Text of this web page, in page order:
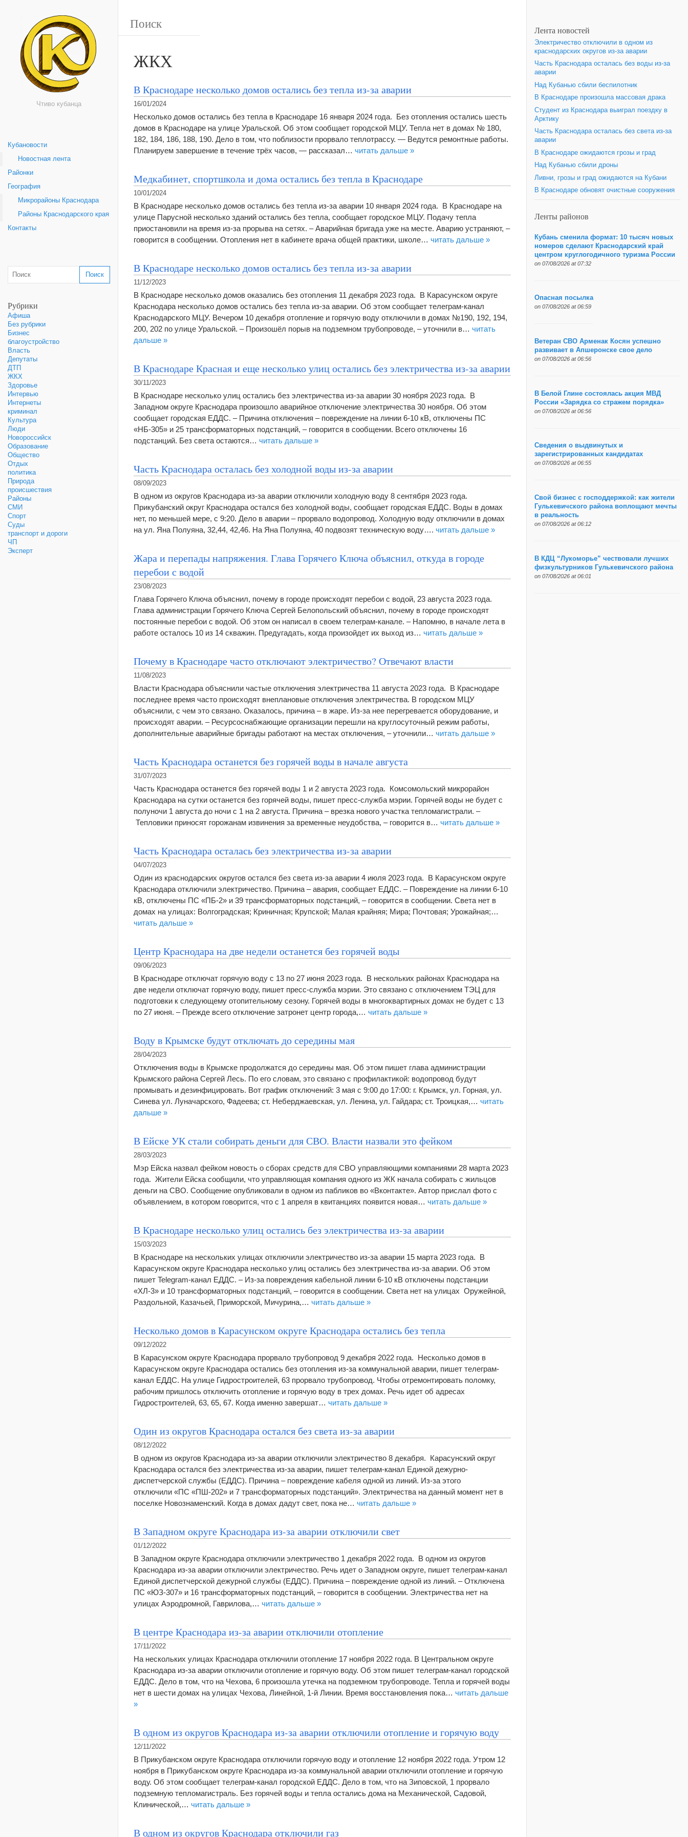
Чтиво кубанца
Кубановости
Новостная лента
Районки
География
Микрорайоны Краснодара
Районы Краснодарского края
Контакты
Рубрики
Афиша
Без рубрики
Бизнес
благоустройство
Власть
Депутаты
ДТП
ЖКХ
Здоровье
Интервью
Интернеты
криминал
Культура
Люди
Новороссийск
Образование
Общество
Отдых
политика
Природа
происшествия
Районы
СМИ
Спорт
Суды
транспорт и дороги
ЧП
Эксперт
ЖКХ
В Краснодаре несколько домов остались без тепла из-за аварии
16/01/2024
Несколько домов остались без тепла в Краснодаре 16 января 2024 года. Без отопления остались шесть
домов в Краснодаре на улице Уральской. Об этом сообщает городской МЦУ. Тепла нет в домах № 180,
182, 184, 186, 188, 190. Дело в том, что поблизости прорвало теплотрассу. — Ведутся ремонтные работы.
Планируем завершение в течение трёх часов, — рассказал… читать дальше »
Медкабинет, спортшкола и дома остались без тепла в Краснодаре
10/01/2024
В Краснодаре несколько домов остались без тепла из-за аварии 10 января 2024 года. В Краснодаре на
улице Парусной несколько зданий остались без тепла, сообщает городское МЦУ. Подачу тепла
приостановили на время из-за прорыва на сетях. – Аварийная бригада уже на месте. Аварию устраняют, –
говорится в сообщении. Отопления нет в кабинете врача общей практики, школе… читать дальше »
В Краснодаре несколько домов остались без тепла из-за аварии
11/12/2023
В Краснодаре несколько домов оказались без отопления 11 декабря 2023 года. В Карасунском округе
Краснодара несколько домов остались без тепла из-за аварии. Об этом сообщает телеграм-канал
Краснодарского МЦУ. Вечером 10 декабря отопление и горячую воду отключили в домах №190, 192, 194,
200, 202 по улице Уральской. – Произошёл порыв на подземном трубопроводе, – уточнили в… читать
дальше »
В Краснодаре Красная и еще несколько улиц остались без электричества из-за аварии
30/11/2023
В Краснодаре несколько улиц остались без электричества из-за аварии 30 ноября 2023 года. В
Западном округе Краснодара произошло аварийное отключение электричества 30 ноября. Об этом
сообщает городская ЕДДС. – Причина отключения – повреждение на линии 6-10 кВ, отключены ПС
«НБ-305» и 25 трансформаторных подстанций, – говорится в сообщении. Всего отключены 16
подстанций. Без света остаются… читать дальше »
Часть Краснодара осталась без холодной воды из-за аварии
08/09/2023
В одном из округов Краснодара из-за аварии отключили холодную воду 8 сентября 2023 года.
Прикубанский округ Краснодара остался без холодной воды, сообщает городская ЕДДС. Воды в домах
нет, по меньшей мере, с 9:20. Дело в аварии – прорвало водопровод. Холодную воду отключили в домах
на ул. Яна Полуяна, 32,44, 42,46. На Яна Полуяна, 40 подвозят техническую воду…. читать дальше »
Жара и перепады напряжения. Глава Горячего Ключа объяснил, откуда в городе
перебои с водой
23/08/2023
Глава Горячего Ключа объяснил, почему в городе происходят перебои с водой, 23 августа 2023 года.
Глава администрации Горячего Ключа Сергей Белопольский объяснил, почему в городе происходят
постоянные перебои с водой. Об этом он написал в своем телеграм-канале. – Напомню, в начале лета в
работе осталось 10 из 14 скважин. Предугадать, когда произойдет их выход из… читать дальше »
Почему в Краснодаре часто отключают электричество? Отвечают власти
11/08/2023
Власти Краснодара объяснили частые отключения электричества 11 августа 2023 года. В Краснодаре
последнее время часто происходят внеплановые отключения электричества. В городском МЦУ
объяснили, с чем это связано. Оказалось, причина – в жаре. Из-за нее перегревается оборудование, и
происходят аварии. – Ресурсоснабжающие организации перешли на круглосуточный режим работы,
дополнительные аварийные бригады работают на местах отключения, – уточнили… читать дальше »
Часть Краснодара останется без горячей воды в начале августа
31/07/2023
Часть Краснодара останется без горячей воды 1 и 2 августа 2023 года. Комсомольский микрорайон
Краснодара на сутки останется без горячей воды, пишет пресс-служба мэрии. Горячей воды не будет с
полуночи 1 августа до ночи с 1 на 2 августа. Причина – врезка нового участка тепломагистрали. –
Тепловики приносят горожанам извинения за временные неудобства, – говорится в… читать дальше »
Часть Краснодара осталась без электричества из-за аварии
04/07/2023
Один из краснодарских округов остался без света из-за аварии 4 июля 2023 года. В Карасунском округе
Краснодара отключили электричество. Причина – авария, сообщает ЕДДС. – Повреждение на линии 6-10
кВ, отключены ПС «ПБ-2» и 39 трансформаторных подстанций, – говорится в сообщении. Света нет в
домах на улицах: Волгоградская; Криничная; Крупской; Малая крайняя; Мира; Почтовая; Урожайная;…
читать дальше »
Центр Краснодара на две недели останется без горячей воды
09/06/2023
В Краснодаре отключат горячую воду с 13 по 27 июня 2023 года. В нескольких районах Краснодара на
две недели отключат горячую воду, пишет пресс-служба мэрии. Это связано с отключением ТЭЦ для
подготовки к следующему отопительному сезону. Горячей воды в многоквартирных домах не будет с 13
по 27 июня. – Прежде всего отключение затронет центр города,… читать дальше »
Воду в Крымске будут отключать до середины мая
28/04/2023
Отключения воды в Крымске продолжатся до середины мая. Об этом пишет глава администрации
Крымского района Сергей Лесь. По его словам, это связано с профилактикой: водопровод будут
промывать и дезинфицировать. Вот график отключений: 3 мая с 9:00 до 17:00: г. Крымск, ул. Горная, ул.
Синева ул. Луначарского, Фадеева; ст. Неберджаевская, ул. Ленина, ул. Гайдара; ст. Троицкая,… читать
дальше »
В Ейске УК стали собирать деньги для СВО. Власти назвали это фейком
28/03/2023
Мэр Ейска назвал фейком новость о сборах средств для СВО управляющими компаниями 28 марта 2023
года. Жители Ейска сообщили, что управляющая компания одного из ЖК начала собирать с жильцов
деньги на СВО. Сообщение опубликовали в одном из пабликов во «Вконтакте». Автор прислал фото с
объявлением, в котором говорится, что с 1 апреля в квитанциях появится новая… читать дальше »
В Краснодаре несколько улиц остались без электричества из-за аварии
15/03/2023
В Краснодаре на нескольких улицах отключили электричество из-за аварии 15 марта 2023 года. В
Карасунском округе Краснодара несколько улиц остались без электричества из-за аварии. Об этом
пишет Telegram-канал ЕДДС. – Из-за повреждения кабельной линии 6-10 кВ отключены подстанции
«ХЛ-3» и 10 трансформаторных подстанций, – говорится в сообщении. Света нет на улицах Оружейной,
Раздольной, Казачьей, Приморской, Мичурина,… читать дальше »
Несколько домов в Карасунском округе Краснодара остались без тепла
09/12/2022
В Карасунском округе Краснодара прорвало трубопровод 9 декабря 2022 года. Несколько домов в
Карасунском округе Краснодара остались без отопления из-за коммунальной аварии, пишет телеграм-
канал ЕДДС. На улице Гидростроителей, 63 прорвало трубопровод. Чтобы отремонтировать поломку,
рабочим пришлось отключить отопление и горячую воду в трех домах. Речь идет об адресах
Гидростроителей, 63, 65, 67. Когда именно завершат… читать дальше »
Один из округов Краснодара остался без света из-за аварии
08/12/2022
В одном из округов Краснодара из-за аварии отключили электричество 8 декабря. Карасунский округ
Краснодара остался без электричества из-за аварии, пишет телеграм-канал Единой дежурно-
диспетчерской службы (ЕДДС). Причина – повреждение кабеля одной из линий. Из-за этого
отключили «ПС «ПШ-202» и 7 трансформаторных подстанций». Электричества на данный момент нет в
поселке Новознаменский. Когда в домах дадут свет, пока не… читать дальше »
В Западном округе Краснодара из-за аварии отключили свет
01/12/2022
В Западном округе Краснодара отключили электричество 1 декабря 2022 года. В одном из округов
Краснодара из-за аварии отключили электричество. Речь идет о Западном округе, пишет телеграм-канал
Единой диспетчерской дежурной службы (ЕДДС). Причина – повреждение одной из линий. – Отключена
ПС «ЮЗ-307» и 16 трансформаторных подстанций, – говорится в сообщении. Электричества нет на
улицах Аэродромной, Гаврилова,… читать дальше »
В центре Краснодара из-за аварии отключили отопление
17/11/2022
На нескольких улицах Краснодара отключили отопление 17 ноября 2022 года. В Центральном округе
Краснодара из-за аварии отключили отопление и горячую воду. Об этом пишет телеграм-канал городской
ЕДДС. Дело в том, что на Чехова, 6 произошла утечка на подземном трубопроводе. Тепла и горячей воды
нет в шести домах на улицах Чехова, Линейной, 1-й Линии. Время восстановления пока… читать дальше
»
В одном из округов Краснодара из-за аварии отключили отопление и горячую воду
12/11/2022
В Прикубанском округе Краснодара отключили горячую воду и отопление 12 ноября 2022 года. Утром 12
ноября в Прикубанском округе Краснодара из-за коммунальной аварии отключили отопление и горячую
воду. Об этом сообщает телеграм-канал городской ЕДДС. Дело в том, что на Зиповской, 1 прорвало
подземную тепломагистраль. Без горячей воды и тепла остались дома на Механической, Садовой,
Клинической,… читать дальше »
В одном из округов Краснодара отключили газ
Лента новостей
Электричество отключили в одном из
краснодарских округов из-за аварии
Часть Краснодара осталась без воды из-за
аварии
Над Кубанью сбили беспилотник
В Краснодаре произошла массовая драка
Студент из Краснодара выиграл поездку в
Арктику
Часть Краснодара осталась без света из-за
аварии
В Краснодаре ожидаются грозы и град
Над Кубанью сбили дроны
Ливни, грозы и град ожидаются на Кубани
В Краснодаре обновят очистные сооружения
Ленты районов
Кубань сменила формат: 10 тысяч новых
номеров сделают Краснодарский край
центром круглогодичного туризма России
on 07/08/2026 at 07:32
Опасная посылка
on 07/08/2026 at 06:59
Ветеран СВО Арменак Косян успешно
развивает в Апшеронске свое дело
on 07/08/2026 at 06:56
В Белой Глине состоялась акция МВД
России «Зарядка со стражем порядка»
on 07/08/2026 at 06:56
Сведения о выдвинутых и
зарегистрированных кандидатах
on 07/08/2026 at 06:55
Свой бизнес с господдержкой: как жители
Гулькевичского района воплощают мечты
в реальность
on 07/08/2026 at 06:12
В КДЦ “Лукоморье” чествовали лучших
физкультурников Гулькевичского района
on 07/08/2026 at 06:01